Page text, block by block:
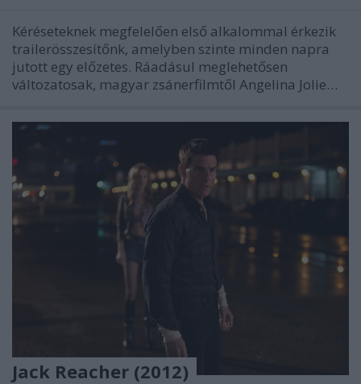
Kéréseteknek megfelelően első alkalommal érkezik
trailerösszesítőnk, amelyben szinte minden napra
jutott egy előzetes. Ráadásul meglehetősen
változatosak, magyar zsánerfilmtől Angelina Jolie…
Jack Reacher (2012)